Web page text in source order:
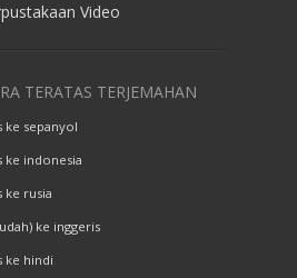
Video
TERATAS TERJEMAHAN
ke sepanyol
ke indonesia
ke rusia
ke inggeris
ke hindi